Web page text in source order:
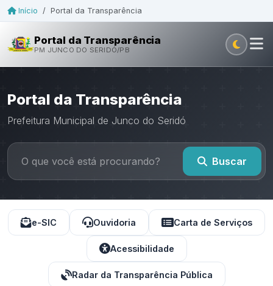
Início / Portal da Transparência
Portal da Transparência
PM JUNCO DO SERIDÓ/PB
Portal da Transparência
Prefeitura Municipal de Junco do Seridó
Buscar
e-SIC Ouvidoria Carta de Serviços
Acessibilidade
Radar da Transparência Pública